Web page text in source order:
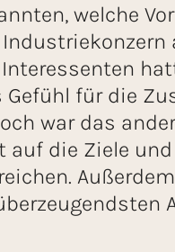
welche
Gefühl für die
war das
auf die Ziele